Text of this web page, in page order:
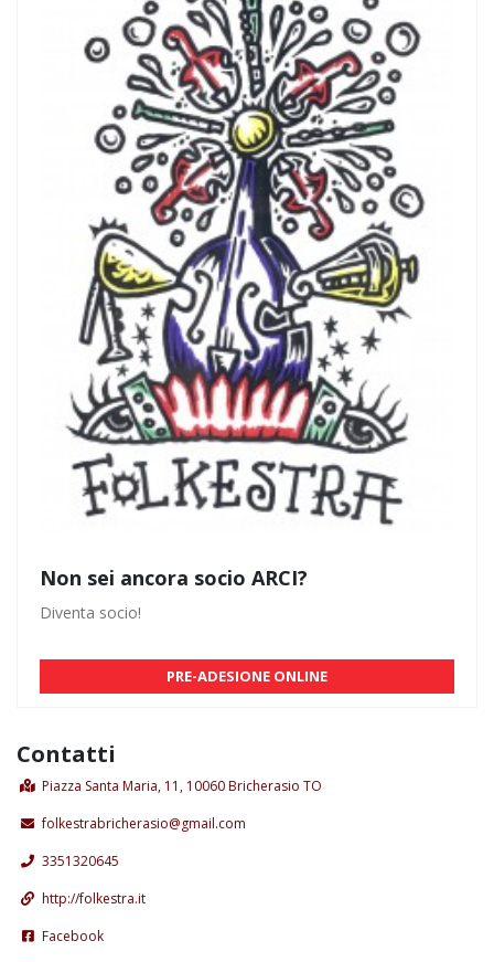
Non sei ancora socio ARCI?
Diventa socio!
PRE-ADESIONE ONLINE
Contatti
Piazza Santa Maria, 11, 10060 Bricherasio TO
folkestrabricherasio@gmail.com
3351320645
http://folkestra.it
Facebook